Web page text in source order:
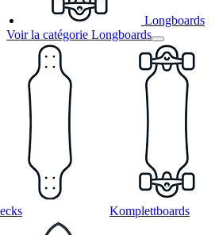
Longboards
Voir la catégorie Longboards
Komplettboards